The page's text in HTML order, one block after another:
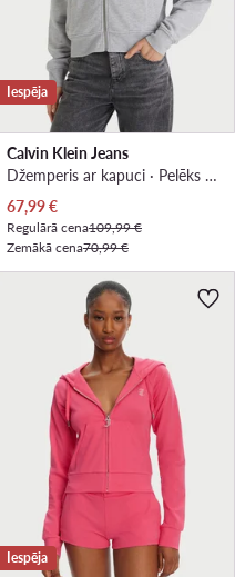
Iespēja
Calvin Klein Jeans
Džemperis ar kapuci · Pelēks · Relaxed Fit
Pašreizējā cena
67,99€
Regulārā cena109,99 €
Zemākā cena70,99 €
Iespēja